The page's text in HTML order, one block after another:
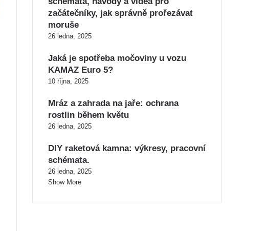
začátečníky, jak správně prořezávat
moruše
26 ledna, 2025
Jaká je spotřeba močoviny u vozu
KAMAZ Euro 5?
10 října, 2025
Mráz a zahrada na jaře: ochrana
rostlin během květu
26 ledna, 2025
DIY raketová kamna: výkresy, pracovní
schémata.
26 ledna, 2025
Show More